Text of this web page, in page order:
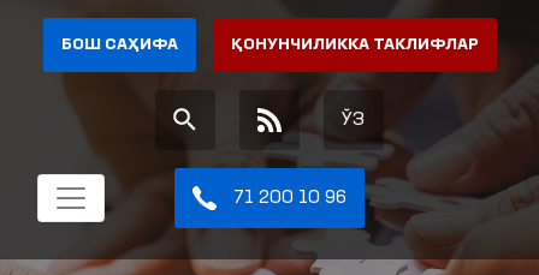
БОШ САҲИФА ҚОНУНЧИЛИККА ТАКЛИФЛАР
ЎЗ
71 200 10 96